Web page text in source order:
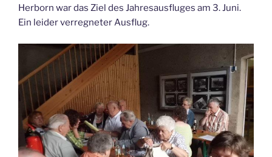
Herborn war das Ziel des Jahresausfluges am 3. Juni.
Ein leider verregneter Ausflug.